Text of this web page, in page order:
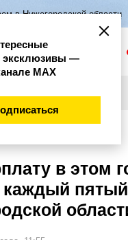
области
в этом
каждый
эксклюзивы —
МАХ